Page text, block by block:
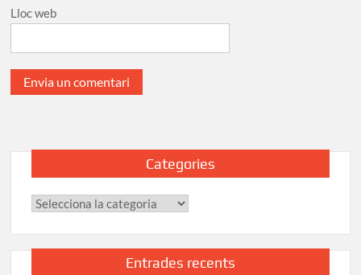
Lloc web
Categories
Categories
Entrades recents